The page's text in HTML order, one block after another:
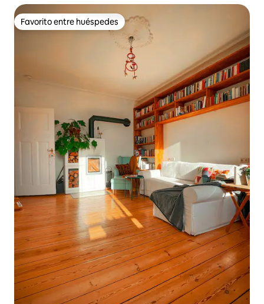
Favorito entre huéspedes
Favorito entre huéspedes